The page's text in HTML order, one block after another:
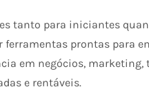
tanto para iniciantes
ferramentas prontas para
em negócios,
e rentáveis.